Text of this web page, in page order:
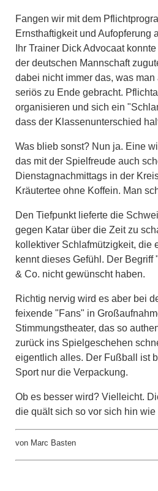
Fangen wir mit dem
Ernsthaftigkeit und Aufopferung
Ihr Trainer Dick Advocaat
der deutschen Mannschaft
dabei nicht immer das, was
seriös zu Ende gebracht.
organisieren und sich ein
dass der Klassenunterschied
Was blieb sonst? Nun ja. Eine
das mit der Spielfreude auch
Dienstagnachmittags in der
Kräutertee ohne Koffein. Man
Den Tiefpunkt lieferte die
gegen Katar über die Zeit zu
kollektiver Schlafmützigkeit, die
kennt dieses Gefühl. Der
& Co. nicht gewünscht haben.
Richtig nervig wird es aber bei
feixende "Fans" in
Stimmungstheater, das so
zurück ins Spielgeschehen
eigentlich alles. Der Fußball ist
Sport nur die Verpackung.
Ob es besser wird? Vielleicht.
die quält sich so vor sich hin
von Marc Basten